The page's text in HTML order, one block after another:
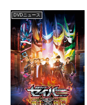
DVDニュース